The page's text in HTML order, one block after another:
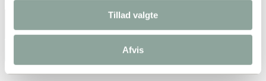
Tillad valgte
Afvis
Bemærkninger eller kommentarer? Skriv dem herunder